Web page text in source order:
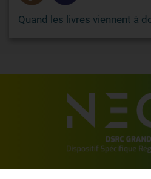
Quand les livres viennent à